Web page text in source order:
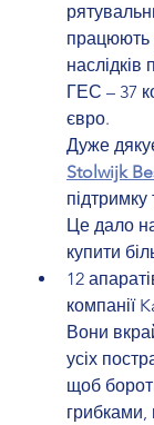
працюють
наслідків
ГЕС – 37
євро.
Дуже
Stolwijk
Це дало
купити
12
компанії
Вони
усіх
щоб
грибками,